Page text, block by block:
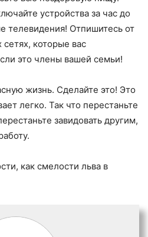
устройства за час до
телевидения! Отпишитесь от
которые вас
это члены вашей семьи!
жизнь. Сделайте это! Это
легко. Так что перестаньте
завидовать другим,
как смелости льва в